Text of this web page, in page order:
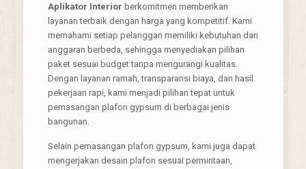
Aplikator Interior berkomitmen memberikan
layanan terbaik dengan harga yang kompetitif. Kami
memahami setiap pelanggan memiliki kebutuhan dan
anggaran berbeda, sehingga menyediakan pilihan
paket sesuai budget tanpa mengurangi kualitas.
Dengan layanan ramah, transparansi biaya, dan hasil
pekerjaan rapi, kami menjadi pilihan tepat untuk
pemasangan plafon gypsum di berbagai jenis
bangunan.
Selain pemasangan plafon gypsum, kami juga dapat
mengerjakan desain plafon sesuai permintaan,